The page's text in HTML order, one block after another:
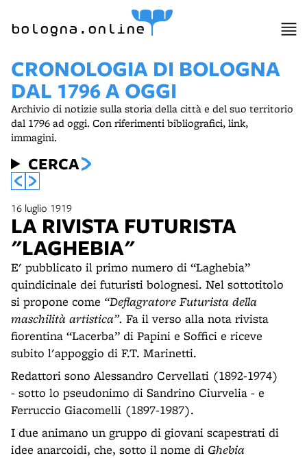
bologna.online
CRONOLOGIA DI BOLOGNA
DAL 1796 A OGGI
Archivio di notizie sulla storia della città e del suo territorio
dal 1796 ad oggi. Con riferimenti bibliografici, link,
immagini.
CERCA
16 luglio 1919
LA RIVISTA FUTURISTA
"LAGHEBIA"
E' pubblicato il primo numero di “Laghebia”
quindicinale dei futuristi bolognesi. Nel sottotitolo
si propone come “Deflagratore Futurista della
maschilità artistica”. Fa il verso alla nota rivista
fiorentina “Lacerba” di Papini e Soffici e riceve
subito l'appoggio di F.T. Marinetti.
Redattori sono Alessandro Cervellati (1892-1974)
- sotto lo pseudonimo di Sandrino Ciurvelia - e
Ferruccio Giacomelli (1897-1987).
I due animano un gruppo di giovani scapestrati di
idee anarcoidi, che, sotto il nome di Ghebia